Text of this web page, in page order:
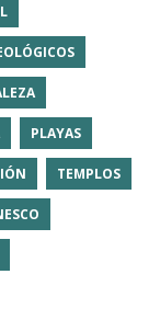
PLAYAS
TEMPLOS